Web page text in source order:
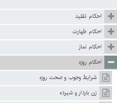
احكام تقليد
احکام طهارت
احكام نماز
احكام روزه
شرايط وجوب و صحت روزه
زن باردار و شيرده